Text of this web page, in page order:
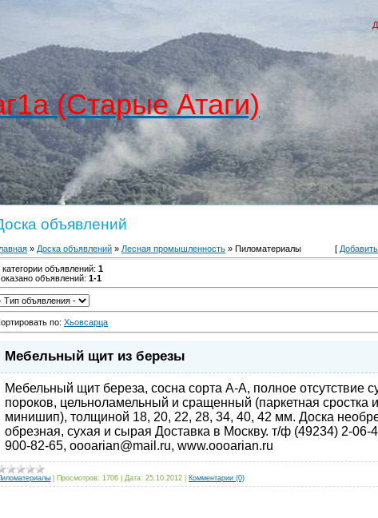
(Старые Атаги)
объявлений
» Доска объявлений » Лесная промышленность » Пиломатериалы [
категории объявлений: 1
объявлений: 1-1
по: Хьовсарца
Мебельный щит из березы
Мебельный щит береза, сосна сорта А-А, полное отсутствие
пороков, цельноламельный и сращенный (паркетная сростка
минишип), толщиной 18, 20, 22, 28, 34, 40, 42 мм. Доска
обрезная, сухая и сырая Доставка в Москву. т/ф (49234) 2-06-
900-82-65, oooarian@mail.ru, www.oooarian.ru
Просмотров: 1706 Дата: 25.10.2012 Комментарии (0)